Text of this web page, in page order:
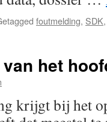
foutmelding, SDK
het
krijgt bij het